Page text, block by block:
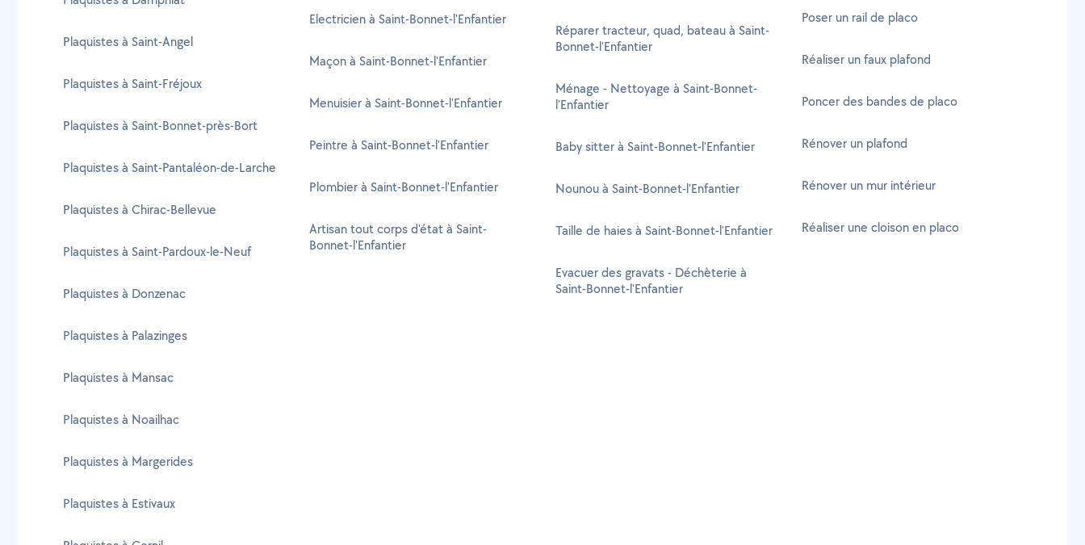
Plaquistes à Saint-Angel
Plaquistes à Saint-Fréjoux
Plaquistes à Saint-Bonnet-près-Bort
Plaquistes à Saint-Pantaléon-de-Larche
Plaquistes à Chirac-Bellevue
Plaquistes à Saint-Pardoux-le-Neuf
Plaquistes à Donzenac
Plaquistes à Palazinges
Plaquistes à Mansac
Plaquistes à Noailhac
Plaquistes à Margerides
Plaquistes à Estivaux
Electricien à Saint-Bonnet-l'Enfantier
Maçon à Saint-Bonnet-l'Enfantier
Menuisier à Saint-Bonnet-l'Enfantier
Peintre à Saint-Bonnet-l'Enfantier
Plombier à Saint-Bonnet-l'Enfantier
Artisan tout corps d'état à Saint-
Bonnet-l'Enfantier
Réparer tracteur, quad, bateau à Saint-
Bonnet-l'Enfantier
Ménage - Nettoyage à Saint-Bonnet-
l'Enfantier
Baby sitter à Saint-Bonnet-l'Enfantier
Nounou à Saint-Bonnet-l'Enfantier
Taille de haies à Saint-Bonnet-l'Enfantier
Evacuer des gravats - Déchèterie à
Saint-Bonnet-l'Enfantier
Poser un rail de placo
Réaliser un faux plafond
Poncer des bandes de placo
Rénover un plafond
Rénover un mur intérieur
Réaliser une cloison en placo